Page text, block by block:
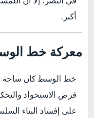
أكبر.
معركة خط
خط الوسط كان ساحة
فرض الاستحواذ
على إفساد البناء